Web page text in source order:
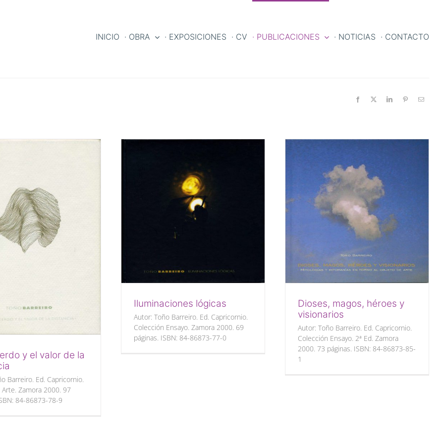
INICIO · OBRA · EXPOSICIONES · CV · PUBLICACIONES · NOTICIAS · CONTACTO
y el valor de la
Barreiro. Ed. Capricornio.
Zamora 2000. 97
84-86873-78-9
Iluminaciones lógicas
Autor: Toño Barreiro. Ed. Capricornio.
Colección Ensayo. Zamora 2000. 69
páginas. ISBN: 84-86873-77-0
Dioses, magos, héroes y
visionarios
Autor: Toño Barreiro. Ed. Capricornio.
Colección Ensayo. 2ª Ed. Zamora
2000. 73 páginas. ISBN: 84-86873-85-
1